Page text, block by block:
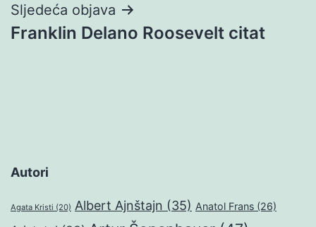
Sljedeća objava
Franklin Delano Roosevelt citat
Autori
Agata Kristi (20) Albert Ajnštajn (35) Anatol Frans (26)